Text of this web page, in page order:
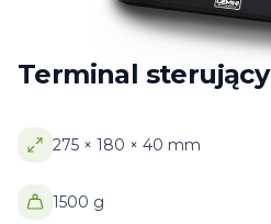
Terminal sterujący
275 × 180 × 40 mm
1500 g